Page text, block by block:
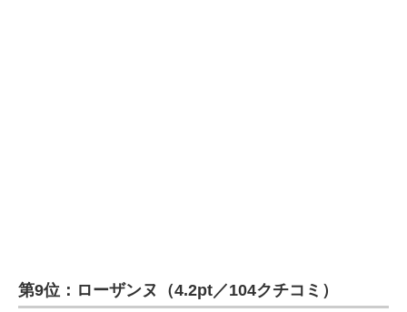
第9位：ローザンヌ（4.2pt／104クチコミ）